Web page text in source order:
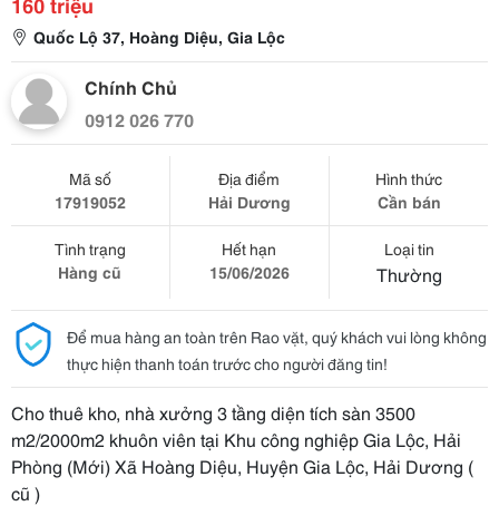
Quốc Lộ 37, Hoàng Diệu, Gia Lộc
Chính Chủ
0912 026 770
Mã số
17919052
Địa điểm
Hải Dương
Hình thức
Cần bán
Tình trạng
Hàng cũ
Hết hạn
15/06/2026
Loại tin
Thường
Để mua hàng an toàn trên Rao vặt, quý khách vui lòng không
thực hiện thanh toán trước cho người đăng tin!
Cho thuê kho, nhà xưởng 3 tầng diện tích sàn 3500
m2/2000m2 khuôn viên tại Khu công nghiệp Gia Lộc, Hải
Phòng (Mới) Xã Hoàng Diệu, Huyện Gia Lộc, Hải Dương (
cũ )